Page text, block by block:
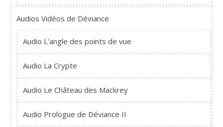
Audios Vidéos de Déviance
Audio L'angle des points de vue
Audio La Crypte
Audio Le Château des Mackrey
Audio Prologue de Déviance II